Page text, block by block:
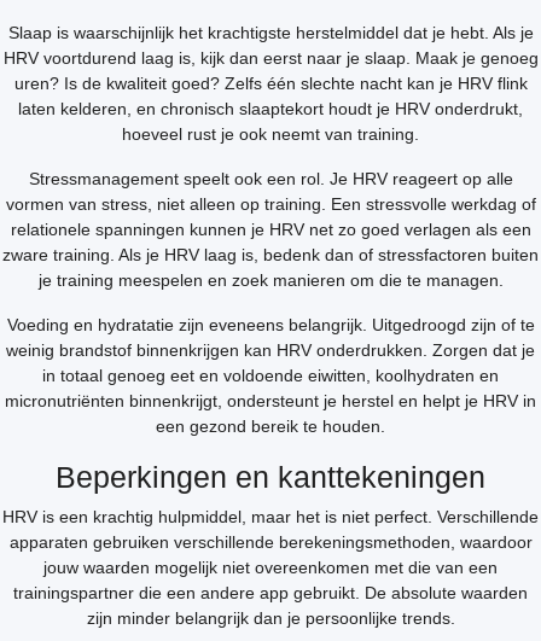
Slaap is waarschijnlijk het krachtigste herstelmiddel dat je hebt. Als je
HRV voortdurend laag is, kijk dan eerst naar je slaap. Maak je genoeg
uren? Is de kwaliteit goed? Zelfs één slechte nacht kan je HRV flink
laten kelderen, en chronisch slaaptekort houdt je HRV onderdrukt,
hoeveel rust je ook neemt van training.
Stressmanagement speelt ook een rol. Je HRV reageert op alle
vormen van stress, niet alleen op training. Een stressvolle werkdag of
relationele spanningen kunnen je HRV net zo goed verlagen als een
zware training. Als je HRV laag is, bedenk dan of stressfactoren buiten
je training meespelen en zoek manieren om die te managen.
Voeding en hydratatie zijn eveneens belangrijk. Uitgedroogd zijn of te
weinig brandstof binnenkrijgen kan HRV onderdrukken. Zorgen dat je
in totaal genoeg eet en voldoende eiwitten, koolhydraten en
micronutriënten binnenkrijgt, ondersteunt je herstel en helpt je HRV in
een gezond bereik te houden.
Beperkingen en kanttekeningen
HRV is een krachtig hulpmiddel, maar het is niet perfect. Verschillende
apparaten gebruiken verschillende berekeningsmethoden, waardoor
jouw waarden mogelijk niet overeenkomen met die van een
trainingspartner die een andere app gebruikt. De absolute waarden
zijn minder belangrijk dan je persoonlijke trends.